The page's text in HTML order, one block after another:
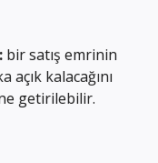
bir satış emrinin
kalacağını
getirilebilir.